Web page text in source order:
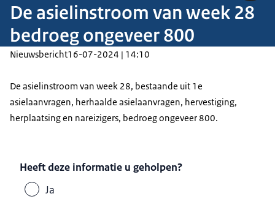
De asielinstroom van week 28
bedroeg ongeveer 800
Nieuwsbericht16-07-2024 | 14:10
De asielinstroom van week 28, bestaande uit 1e
asielaanvragen, herhaalde asielaanvragen, hervestiging,
herplaatsing en nareizigers, bedroeg ongeveer 800.
Heeft deze informatie u geholpen?
Ja